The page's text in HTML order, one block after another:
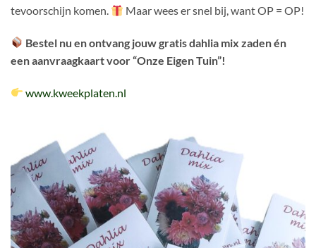
tevoorschijn komen.
Maar wees er snel bij, want OP = OP!
Bestel nu en ontvang jouw gratis dahlia mix zaden én
een aanvraagkaart voor “Onze Eigen Tuin”!
www.kweekplaten.nl